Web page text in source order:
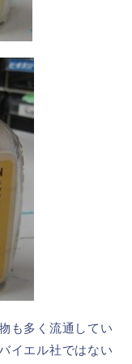
も多く流通してい
イエル社ではない